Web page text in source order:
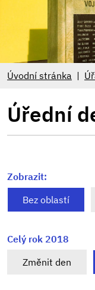
Úvodní stránka
Úřední
Zobrazit:
Bez oblastí
Celý rok 2018
Změnit den